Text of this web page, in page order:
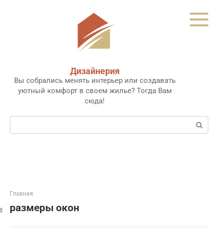
Дизайнерия
Вы собрались менять интерьер или создавать
уютный комфорт в своем жилье? Тогда Вам
сюда!
Поиск:
Главная
размеры окон